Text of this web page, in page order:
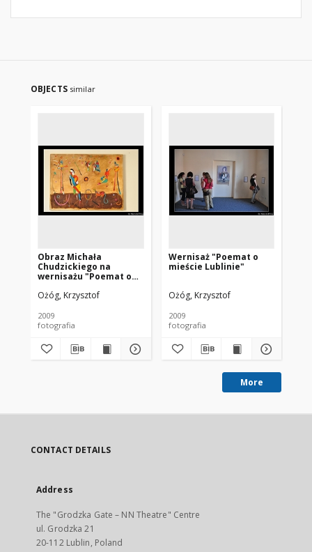
OBJECTS similar
Obraz Michała
Chudzickiego na
wernisażu "Poemat o
Ożóg, Krzysztof
2009
fotografia
Wernisaż "Poemat o
mieście Lublinie"
Ożóg, Krzysztof
2009
fotografia
More
CONTACT DETAILS
Address
The "Grodzka Gate – NN Theatre" Centre
ul. Grodzka 21
20-112 Lublin, Poland